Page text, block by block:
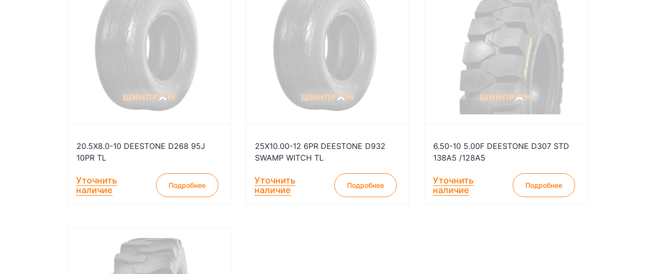
20.5X8.0-10 DEESTONE D268 95J
10PR TL
Уточнить
наличие
Подробнее
25X10.00-12 6PR DEESTONE D932
SWAMP WITCH TL
Уточнить
наличие
Подробнее
6.50-10 5.00F DEESTONE D307 STD
138A5 /128A5
Уточнить
наличие
Подробнее